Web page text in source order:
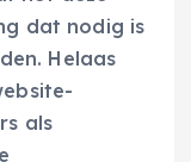
dat nodig is
Helaas
als